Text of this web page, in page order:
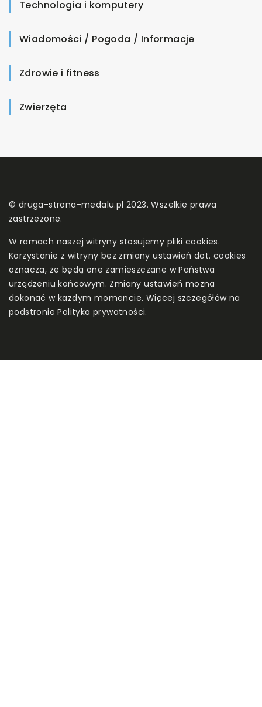
Technologia i komputery
Wiadomości / Pogoda / Informacje
Zdrowie i fitness
Zwierzęta
© druga-strona-medalu.pl 2023. Wszelkie prawa
zastrzeżone.
W ramach naszej witryny stosujemy pliki cookies.
Korzystanie z witryny bez zmiany ustawień dot. cookies
oznacza, że będą one zamieszczane w Państwa
urządzeniu końcowym. Zmiany ustawień można
dokonać w każdym momencie. Więcej szczegółów na
podstroniePolityka prywatności.